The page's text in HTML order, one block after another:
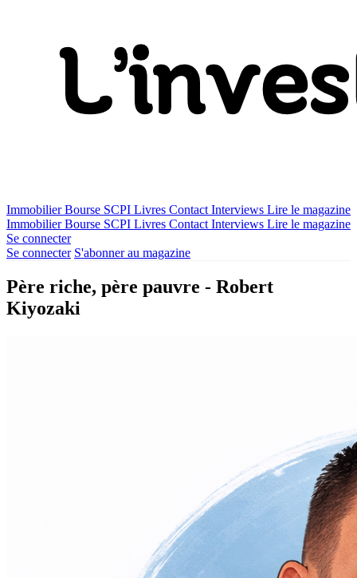
ImmobilierBourse SCPI Livres Contact Interviews Lire le magazine
ImmobilierBourse SCPI Livres Contact Interviews Lire le magazine
Se connecter
Se connecter S'abonner au magazine
Père riche, père pauvre - Robert
Kiyozaki